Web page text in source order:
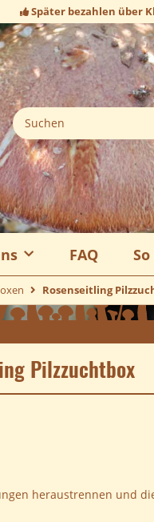
Später bezahlen über
FAQ
Rosenseitling
Pilzzuchtbox
heraustrennen und